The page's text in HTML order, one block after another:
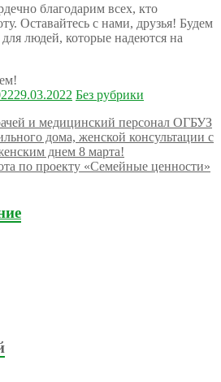
благодарим всех, кто
Оставайтесь с нами, друзья! Будем
людей, которые надеются на
29.03.2022 Без рубрики
и медицинский персонал ОГБУЗ
дома, женской консультации c
днем 8 марта!
по проекту «Семейные ценности»